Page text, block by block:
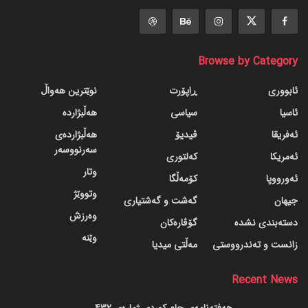
Browse by Category
ئابووری
ئاسیا
ئەفریقا
ئەمریکا
ئەورووپا
جیهان
دسته‌بندی نشده
زانست و تەندرووستی
ڕاپۆرت
سیاسی
ڤیدیۆ
کەلتوری
کۆمەڵگا
گه‌شت و گه‌شتیاری
گۆڤاره‌کان
مەڵتی میدیا
نوێترین هەواڵ
هەڵبژاردە
هەڵبژاردەی
سەرنووسەر
وتار
وتووێژ
وەرزش
وێنە
Recent News